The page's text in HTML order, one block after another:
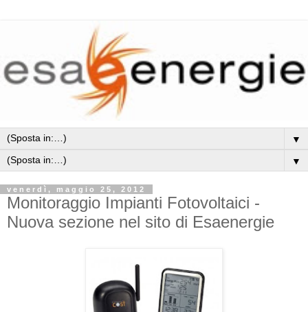
▼
▼
venerdì, maggio 25, 2012
Monitoraggio Impianti Fotovoltaici -
Nuova sezione nel sito di Esaenergie